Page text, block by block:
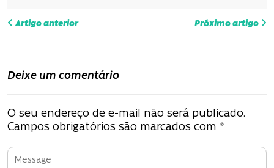
N
v
g
a
Artigo anterior Próximo artigo
Deixe um comentário
O seu endereço de e-mail não será publicado.
Campos obrigatórios são marcados com *